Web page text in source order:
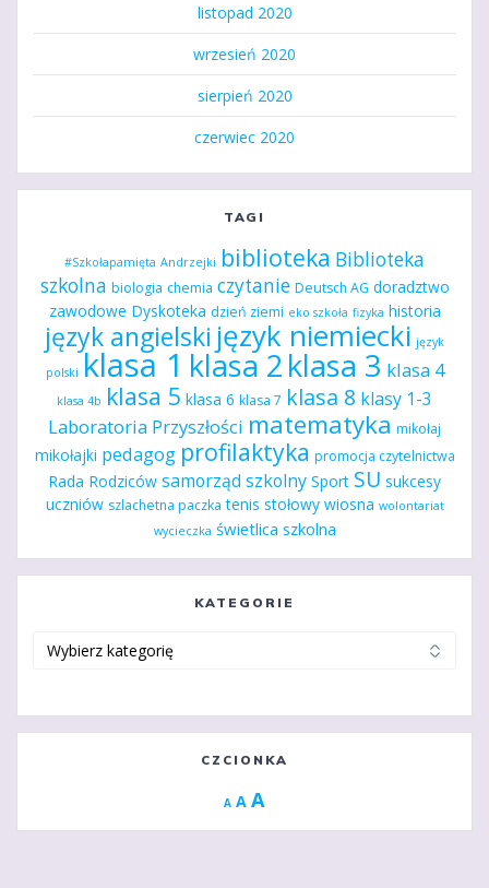
listopad 2020
wrzesień 2020
sierpień 2020
czerwiec 2020
TAGI
#Szkołapamięta Andrzejki biblioteka Biblioteka
szkolna biologia chemia czytanie Deutsch AG doradztwo
zawodowe Dyskoteka dzień ziemi eko szkoła fizyka historia
język angielski język niemiecki język
polski klasa 1 klasa 2klasa 3 klasa 4
klasa 4b klasa 5 klasa 6 klasa 7 klasa 8 klasy 1-3
Laboratoria Przyszłości matematyka mikołaj
mikołajki pedagog profilaktyka promocja czytelnictwa
Rada Rodziców samorząd szkolny Sport SU sukcesy
uczniów szlachetna paczka tenis stołowy wiosna wolontariat
wycieczka świetlica szkolna
KATEGORIE
CZCIONKA
A Decrease
A Reset
A